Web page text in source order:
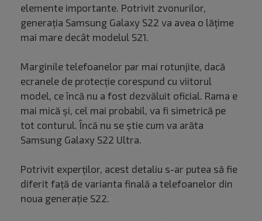
elemente importante. Potrivit zvonurilor,
generația Samsung Galaxy S22 va avea o lățime
mai mare decât modelul S21.
Marginile telefoanelor par mai rotunjite, dacă
ecranele de protecție corespund cu viitorul
model, ce încă nu a fost dezvăluit oficial. Rama e
mai mică și, cel mai probabil, va fi simetrică pe
tot conturul. Încă nu se știe cum va arăta
Samsung Galaxy S22 Ultra.
Potrivit experților, acest detaliu s-ar putea să fie
diferit față de varianta finală a telefoanelor din
noua generație S22.